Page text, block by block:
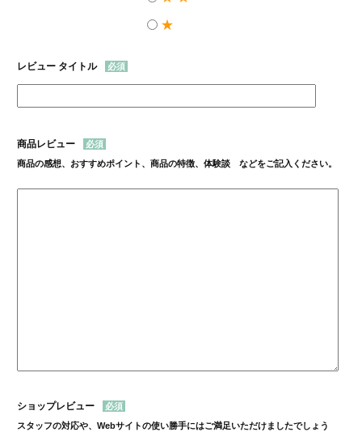
★
レビュー タイトル
商品レビュー
商品の感想、おすすめポイント、商品の特徴、体験談 などをご記入ください。
ショップレビュー
スタッフの対応や、Webサイトの使い勝手にはご満足いただけましたでしょう